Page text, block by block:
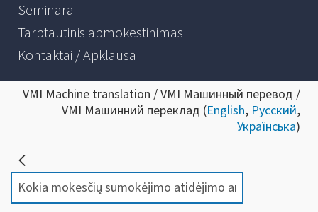
Seminarai
Tarptautinis apmokestinimas
Kontaktai / Apklausa
VMI Machine translation / VMI Машинный перевод /
VMI Машинний переклад (English, Русский,
Українська)